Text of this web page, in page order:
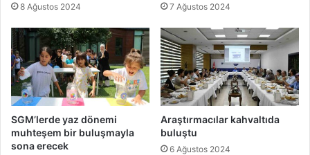
8 Ağustos 2024 7 Ağustos 2024
SGM’lerde yaz dönemi
muhteşem bir buluşmayla
sona erecek
Araştırmacılar kahvaltıda
buluştu
6 Ağustos 2024